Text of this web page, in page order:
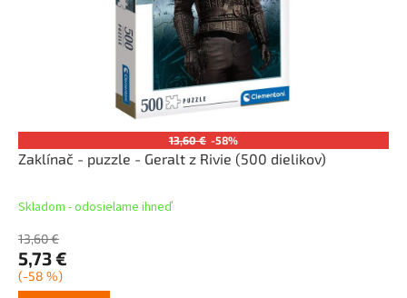
13,60 € -58%
Zaklínač - puzzle - Geralt z Rivie (500 dielikov)
Skladom - odosielame ihneď
13,60 €
5,73 €
(-58 %)